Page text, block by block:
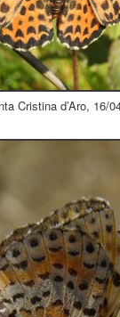
Cristina d’Aro, 16/